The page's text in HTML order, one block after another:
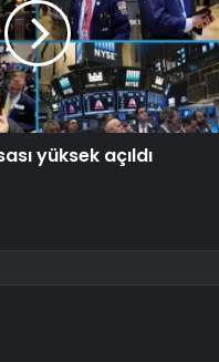
yüksek açıldı